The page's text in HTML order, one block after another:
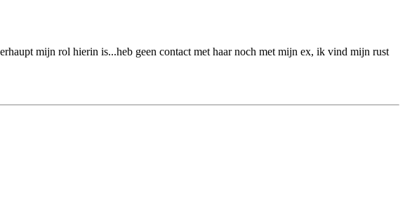
mijn rol hierin is...heb geen contact met haar noch met mijn ex, ik vind mijn rust